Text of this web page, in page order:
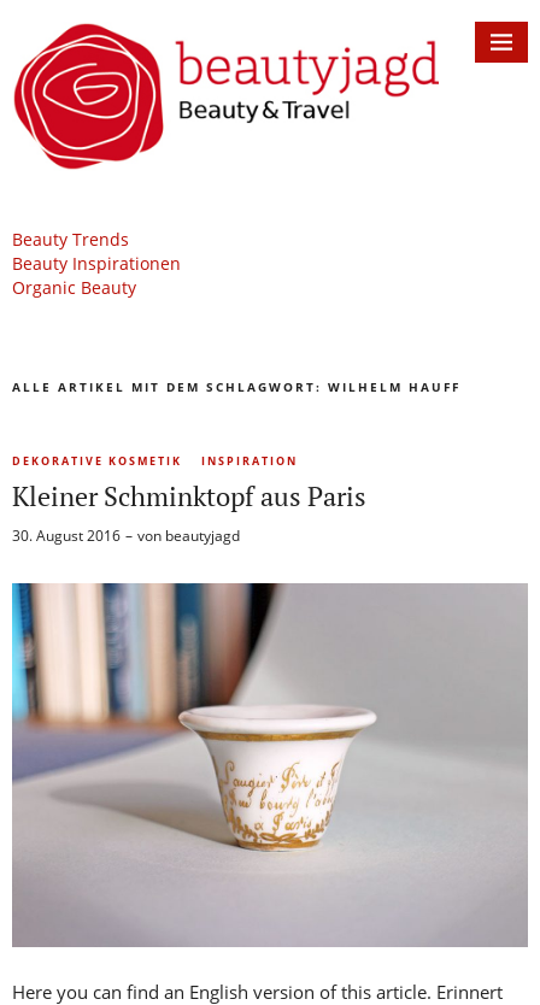
Beauty Trends
Beauty Inspirationen
Organic Beauty
ALLE ARTIKEL MIT DEM SCHLAGWORT: WILHELM HAUFF
DEKORATIVE KOSMETIK INSPIRATION
Kleiner Schminktopf aus Paris
30. August 2016 von beautyjagd
Here you can find an English version of this article. Erinnert